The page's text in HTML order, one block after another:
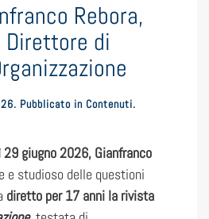
Rebora,
di
. Pubblicato in Contenuti.
giugno 2026, Gianfranco
e studioso delle questioni
diretto per 17 anni la rivista